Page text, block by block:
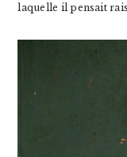
laquelle il pensait